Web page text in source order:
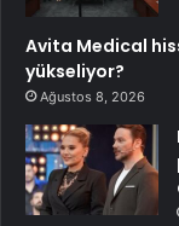
Avita Medical
yükseliyor?
Ağustos 8, 2026